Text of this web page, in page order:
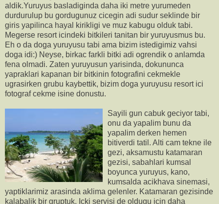
aldik.Yuruyus basladiginda daha iki metre yurumeden
durdurulup bu gordugunuz cicegin adi sudur seklinde bir
giris yapilinca hayal kirikligi ve muz kabugu olduk tabi.
Megerse resort icindeki bitkileri tanitan bir yuruyusmus bu.
Eh o da doga yuruyusu tabi ama bizim istedigimiz vahsi
doga idi:) Neyse, birkac farkli bitki adi ogrendik o anlamda
fena olmadi. Zaten yuruyusun yarisinda, dokununca
yapraklari kapanan bir bitkinin fotografini cekmekle
ugrasirken grubu kaybettik, bizim doga yuruyusu resort ici
fotograf cekme isine donustu.
Sayili gun cabuk geciyor tabi,
onu da yapalim bunu da
yapalim derken hemen
bitiverdi tatil. Alti cam tekne ile
gezi, aksamustu katamaran
gezisi, sabahlari kumsal
boyunca yuruyus, kano,
kumsalda acikhava sinemasi,
yaptiklarimiz arasinda aklima gelenler. Katamaran gezisinde
kalabalik bir gruptuk. Icki servisi de oldugu icin daha